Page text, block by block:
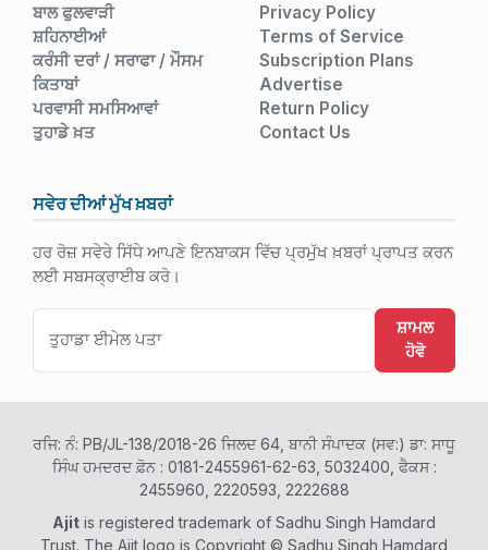
ਬਾਲ ਫੁਲਵਾੜੀ
ਸ਼ਹਿਨਾਈਆਂ
ਕਰੰਸੀ ਦਰਾਂ / ਸਰਾਫਾ / ਮੌਸਮ
ਕਿਤਾਬਾਂ
ਪਰਵਾਸੀ ਸਮਸਿਆਵਾਂ
ਤੁਹਾਡੇ ਖ਼ਤ
Privacy Policy
Terms of Service
Subscription Plans
Advertise
Return Policy
Contact Us
ਸਵੇਰ ਦੀਆਂ ਮੁੱਖ ਖ਼ਬਰਾਂ
ਹਰ ਰੋਜ਼ ਸਵੇਰੇ ਸਿੱਧੇ ਆਪਣੇ ਇਨਬਾਕਸ ਵਿੱਚ ਪ੍ਰਮੁੱਖ ਖ਼ਬਰਾਂ ਪ੍ਰਾਪਤ ਕਰਨ
ਲਈ ਸਬਸਕ੍ਰਾਈਬ ਕਰੋ।
ਸ਼ਾਮਲ
ਹੋਵੋ
ਰਜਿ: ਨੰ: PB/JL-138/2018-26 ਜਿਲਦ 64, ਬਾਨੀ ਸੰਪਾਦਕ (ਸਵ:) ਡਾ: ਸਾਧੂ
ਸਿੰਘ ਹਮਦਰਦ ਫ਼ੋਨ : 0181-2455961-62-63, 5032400, ਫੈਕਸ :
2455960, 2220593, 2222688
Ajit is registered trademark of Sadhu Singh Hamdard
Trust. The Ajit logo is Copyright © Sadhu Singh Hamdard